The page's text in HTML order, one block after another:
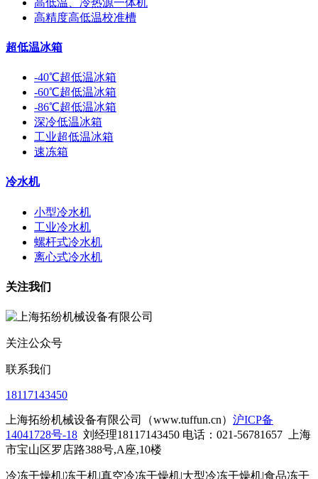
高精度高低温校准槽
超低温冰箱
-40℃超低温冰箱
-60℃超低温冰箱
-86℃超低温冰箱
深冷低温冰箱
工业超低温冰箱
速冻箱
冷水机
小型冷水机
工业冷水机
螺杆式冷水机
离心式冷水机
关注我们
关注公众号
联系我们
18117143450
上海拓纷机械设备有限公司（www.tuffun.cn） 沪ICP备
14041728号-18 刘经理18117143450 电话：021-56781657
上海
市宝山区罗店路388号,A座,10楼
冷冻干燥机|冻干机|真空冷冻干燥机|大型冷冻干燥机|食品冻干